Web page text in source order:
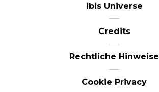
ibis Universe
Credits
Rechtliche Hinweise
Cookie Privacy